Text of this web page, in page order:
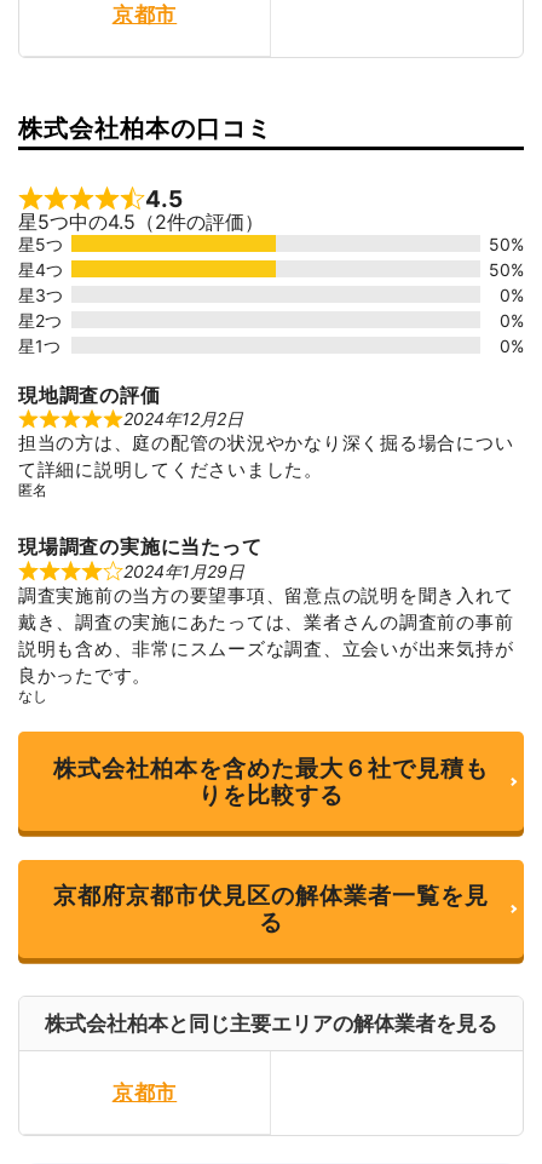
京都市
株式会社柏本の口コミ
Rated 4.5 out of 5
4.5
星5つ中の4.5（2件の評価）
星5つ
50%
星4つ
50%
星3つ
0%
星2つ
0%
星1つ
0%
現地調査の評価
R
a
t
e
u
t
o
f
5
2024年12月2日
担当の方は、庭の配管の状況やかなり深く掘る場合につい
て詳細に説明してくださいました。
匿名
現場調査の実施に当たって
R
a
t
e
d
4
o
o
5
2024年1月29日
調査実施前の当方の要望事項、留意点の説明を聞き入れて
戴き、調査の実施にあたっては、業者さんの調査前の事前
説明も含め、非常にスムーズな調査、立会いが出来気持が
良かったです。
なし
株式会社柏本を含めた最大６社で見積も
りを比較する
京都府京都市伏見区の解体業者一覧を見
る
株式会社柏本と同じ主要エリアの解体業者を見る
京都市